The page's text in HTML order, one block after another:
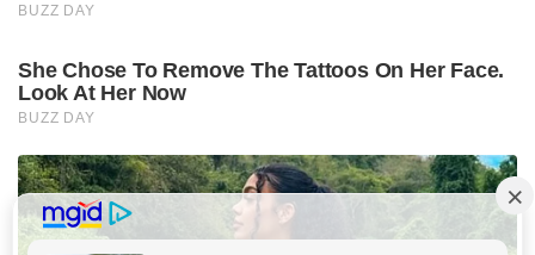
BUZZ DAY
She Chose To Remove The Tattoos On Her Face.
Look At Her Now
BUZZ DAY